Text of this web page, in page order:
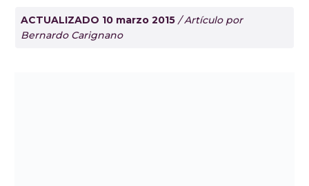
ACTUALIZADO 10 marzo 2015 / Artículo por
Bernardo Carignano